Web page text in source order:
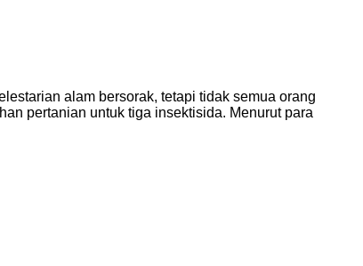
alam bersorak, tetapi tidak semua orang
pertanian untuk tiga insektisida. Menurut para